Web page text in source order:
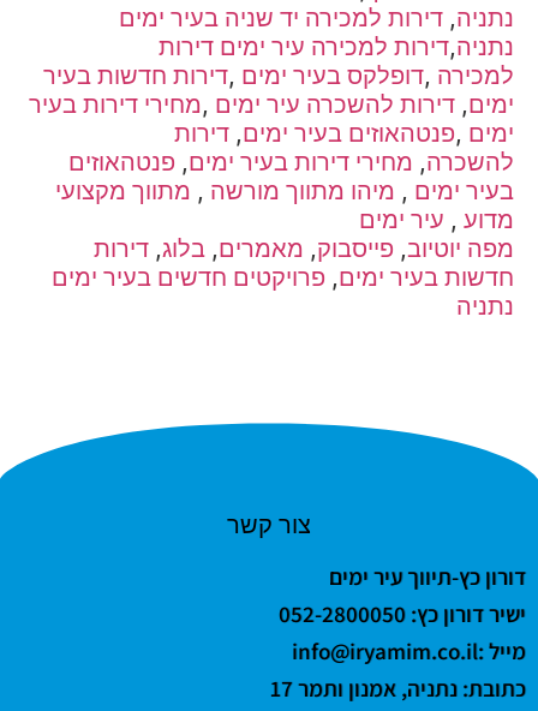
נתניה, דירות למכירה יד שניה בעיר ימים
נתניה,דירות למכירה עיר ימים דירות
למכירה ,דופלקס בעיר ימים ,דירות חדשות בעיר
ימים, דירות להשכרה עיר ימים ,מחירי דירות בעיר
ימים ,פנטהאוזים בעיר ימים, דירות
להשכרה, מחירי דירות בעיר ימים, פנטהאוזים
בעיר ימים , מיהו מתווך מורשה , מתווך מקצועי
מדוע , עיר ימים
מפה יוטיוב, פייסבוק, מאמרים, בלוג, דירות
חדשות בעיר ימים, פרויקטים חדשים בעיר ימים
נתניה
צור קשר
דורון כץ-תיווך עיר ימים
ישיר דורון כץ: 052-2800050
מייל :info@iryamim.co.il
כתובת: נתניה, אמנון ותמר 17